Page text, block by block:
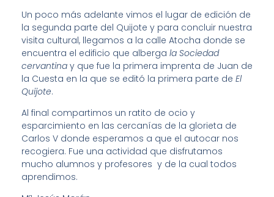
Un poco más adelante vimos el lugar de edición de
la segunda parte del Quijote y para concluir nuestra
visita cultural, llegamos a la calle Atocha donde se
encuentra el edificio que alberga la Sociedad
cervantina y que fue la primera imprenta de Juan de
la Cuesta en la que se editó la primera parte de El
Quijote.
Al final compartimos un ratito de ocio y
esparcimiento en las cercanías de la glorieta de
Carlos V donde esperamos a que el autocar nos
recogiera. Fue una actividad que disfrutamos
mucho alumnos y profesores y de la cual todos
aprendimos.